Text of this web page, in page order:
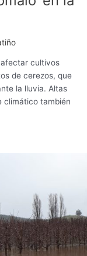
cultivos
de cerezos, que
la lluvia. Altas
climático también